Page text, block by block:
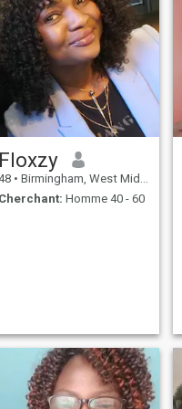
• Birmingham, West Midlands, Royaume Uni
Homme 40 - 60